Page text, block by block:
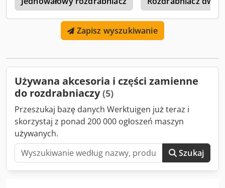
Zapisz wyszukiwanie
Używana akcesoria i części zamienne
do rozdrabniaczy(5)
Przeszukaj bazę danych Werktuigen już teraz i
skorzystaj z ponad 200 000 ogłoszeń maszyn
używanych.
Szukaj